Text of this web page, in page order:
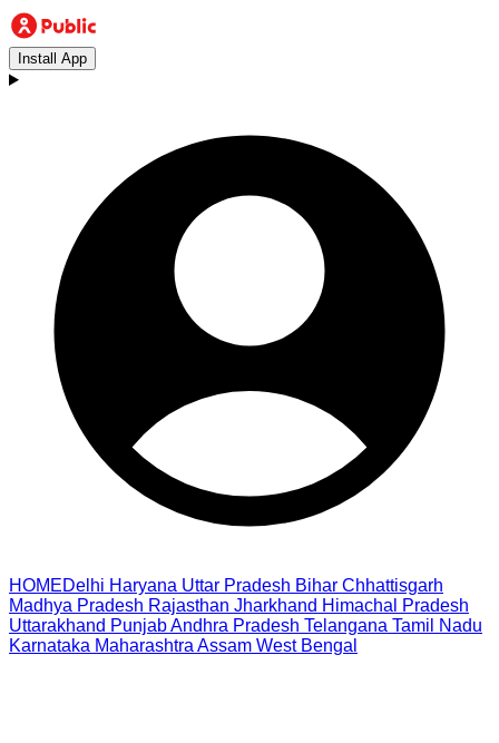
Install App
HOMEDelhi Haryana Uttar Pradesh Bihar Chhattisgarh
Madhya Pradesh Rajasthan Jharkhand Himachal Pradesh
Uttarakhand PunjabAndhra Pradesh Telangana Tamil Nadu
Karnataka Maharashtra Assam West Bengal